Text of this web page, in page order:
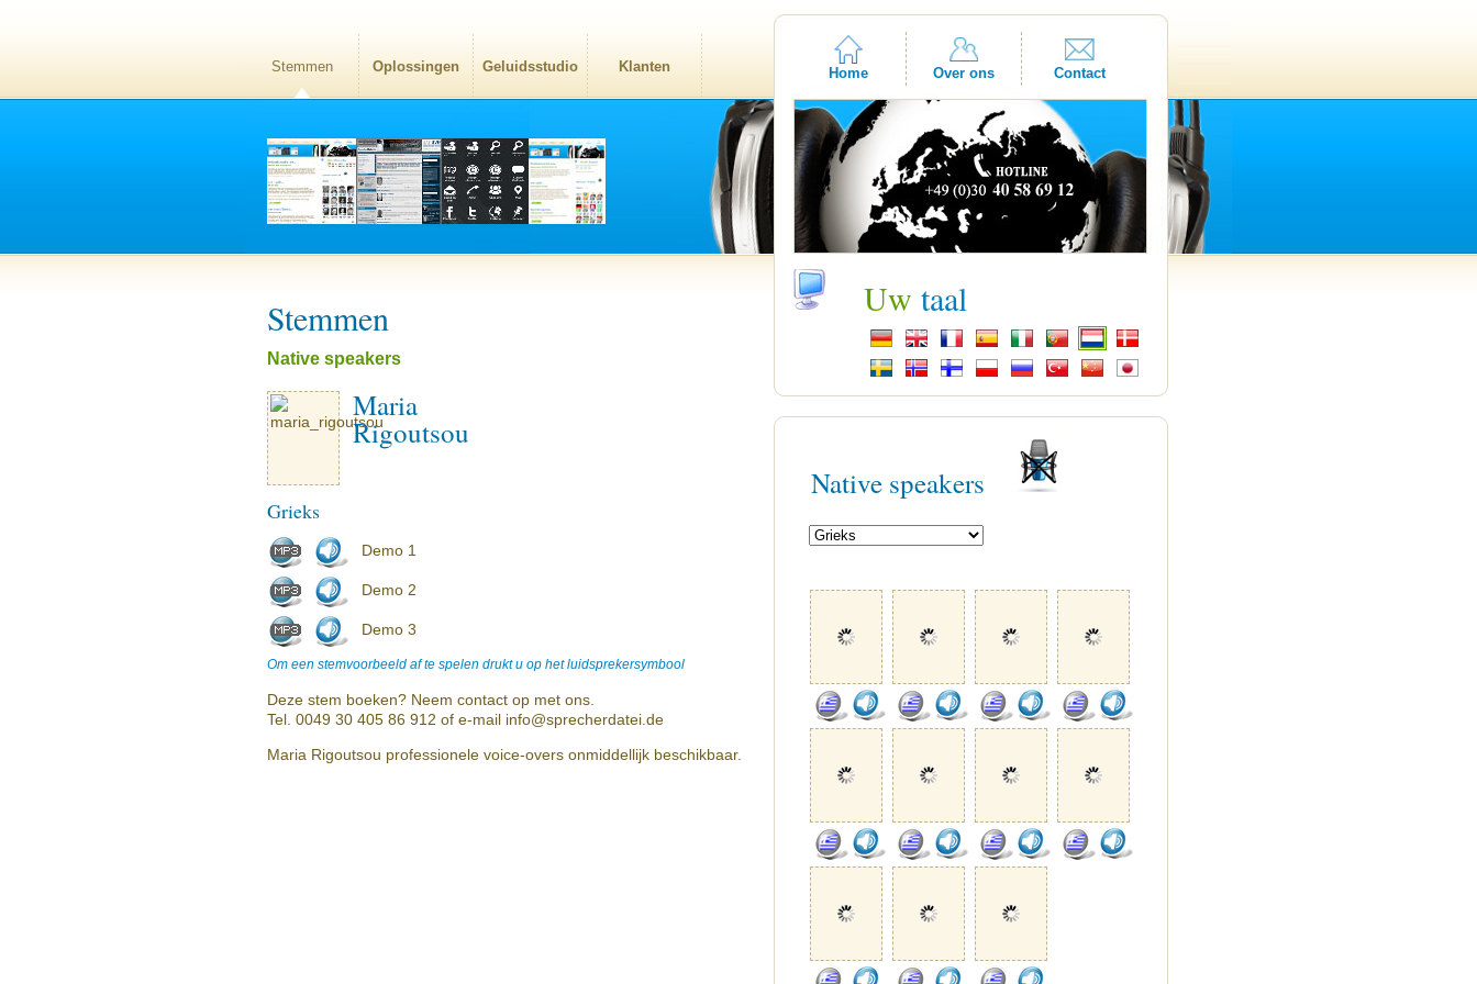
Stemmen Oplossingen Geluidsstudio Klanten Home Over ons Contact
Stemmen
Native speakers
Maria
Rigoutsou
Grieks
Demo 1
Demo 2
Demo 3
Om een stemvoorbeeld af te spelen drukt u op het luidsprekersymbool
Deze stem boeken? Neem contact op met ons.
Tel. 0049 30 405 86 912 of e-mail info@sprecherdatei.de
Maria Rigoutsou professionele voice-overs onmiddellijk beschikbaar.
Uw taal
Native speakers